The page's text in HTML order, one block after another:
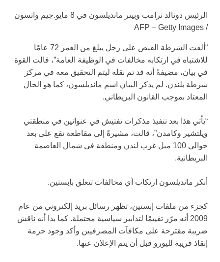
الرئيس دونالد ترامب وبيتر مانديلسون في 8 مايو.
جيم واتسون
/ AFP – Getty Images
“ألقت الشرطة القبض على رجل يبلغ من العمر 72 عامًا
للاشتباه في ارتكابه مخالفات في الوظيفة العامة”، قالت القوة
في بيان، مضيفةً أنه قد تم نقله ليتم التحقيق معه في مركز
شرطة بلندن. لم يذكر البيان اسم مانديلسون، كما هو الحال
المعتاد بموجب القانون البريطاني.
“يأتي هذا بعد تنفيذ مذكرات تفتيش في عنوانين في منطقتي
ويلتشير وكامدن”، قالت، مشيرةً إلى مقاطعة تقع على بعد
حوالي 100 ميل غرب لندن ومنطقة في شمال العاصمة
البريطانية.
أنكر مانديلسون ارتكاب أي مخالفات تتعلق بإبستين.
كجزء من ملفات إبستين، تظهر رسائل بريد إلكتروني من عام
2009 أنه مرّر تقييمًا لتدابير سياسية محتملة. كما بدا أنه ناقش
ضريبة مقترحة على مكافآت المصرفيين وأكد وجود حزمة
إنقاذ قريبة لليورو قبل أن يتم الإعلان عنها.